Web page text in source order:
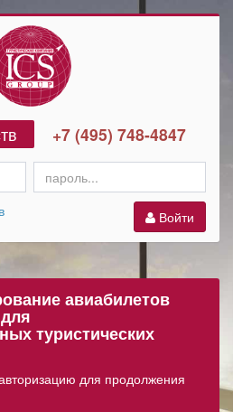
+7 (495) 748-4847
Войти
авиабилетов
туристических
для продолжения